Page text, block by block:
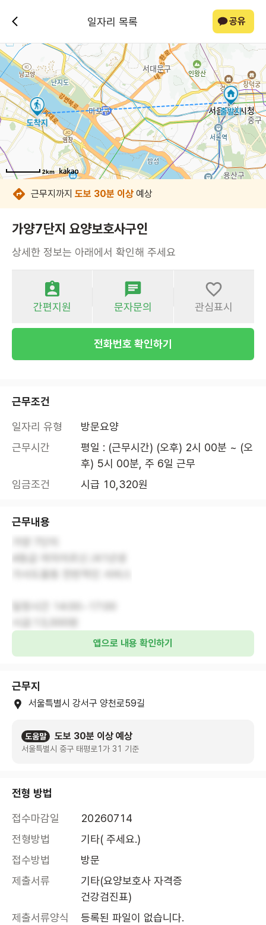
일자리 목록 공유
2km
2km
2km
2km
2km
2km
2km
2km
근무지까지 도보 30분 이상 예상
가양7단지 요양보호사구인
상세한 정보는 아래에서 확인해 주세요
간편지원 문자문의 관심표시
전화번호 확인하기
근무조건
일자리 유형
방문요양
근무시간
평일 : (근무시간) (오후) 2시 00분 ~ (오
후) 5시 00분, 주 6일 근무
임금조건
시급 10,320원
근무내용
앱으로 내용 확인하기
근무지
서울특별시 강서구 양천로59길
도움말 도보 30분 이상 예상
서울특별시 중구 태평로1가 31 기준
전형 방법
접수마감일
20260714
전형방법
기타( 주세요.)
접수방법
방문
제출서류
기타(요양보호사 자격증
건강검진표)
제출서류양식
등록된 파일이 없습니다.